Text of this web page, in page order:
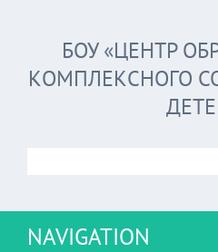
БОУ «ЦЕНТР
КОМПЛЕКСНОГО
NAVIGATION